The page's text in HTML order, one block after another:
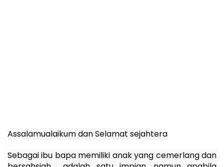
Assalamualaikum dan Selamat sejahtera
Sebagai ibu bapa memiliki anak yang cemerlang dan